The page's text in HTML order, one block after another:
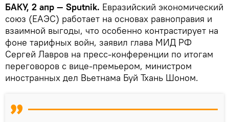
БАКУ, 2 апр — Sputnik. Евразийский экономический
союз (ЕАЭС) работает на основах равноправия и
взаимной выгоды, что особенно контрастирует на
фоне тарифных войн, заявил глава МИД РФ
Сергей Лавров на пресс-конференции по итогам
переговоров с вице-премьером, министром
иностранных дел Вьетнама Буй Тхань Шоном.